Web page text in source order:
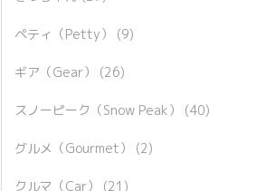
ペティ（Petty） (9)
ギア（Gear） (26)
スノーピーク（Snow Peak） (40)
グルメ（Gourmet） (2)
クルマ（Car） (21)